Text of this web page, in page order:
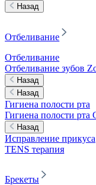
Назад
Отбеливание
Отбеливание
Отбеливание зубов
Назад
Назад
Гигиена полости рта
Гигиена полости рта
Назад
Исправление прикуса
TENS терапия
Брекеты